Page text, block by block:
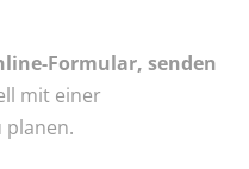
Formular, senden
mit einer
planen.